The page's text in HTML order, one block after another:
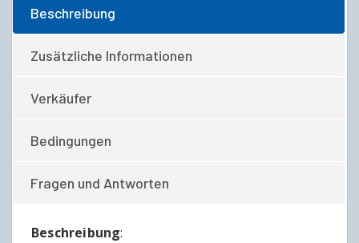
Beschreibung
Zusätzliche Informationen
Verkäufer
Bedingungen
Fragen und Antworten
Beschreibung: